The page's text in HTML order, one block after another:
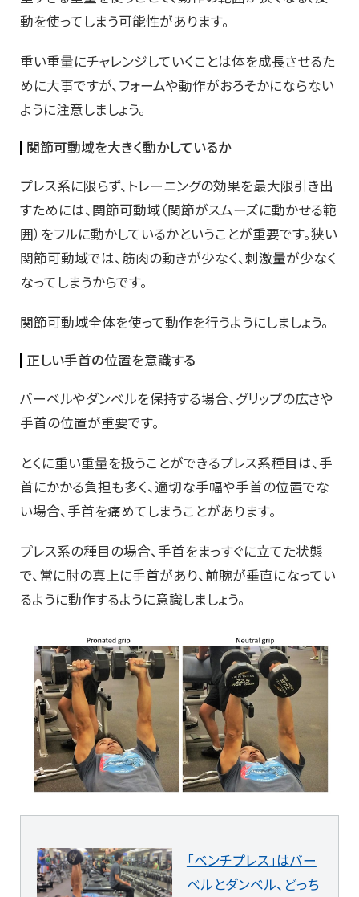
動を使ってしまう可能性があります。
重い重量にチャレンジしていくことは体を成長させるた
めに大事ですが、フォームや動作がおろそかにならない
ように注意しましょう。
関節可動域を大きく動かしているか
プレス系に限らず、トレーニングの効果を最大限引き出
すためには、関節可動域（関節がスムーズに動かせる範
囲）をフルに動かしているかということが重要です。狭い
関節可動域では、筋肉の動きが少なく、刺激量が少なく
なってしまうからです。
関節可動域全体を使って動作を行うようにしましょう。
正しい手首の位置を意識する
バーベルやダンベルを保持する場合、グリップの広さや
手首の位置が重要です。
とくに重い重量を扱うことができるプレス系種目は、手
首にかかる負担も多く、適切な手幅や手首の位置でな
い場合、手首を痛めてしまうことがあります。
プレス系の種目の場合、手首をまっすぐに立てた状態
で、常に肘の真上に手首があり、前腕が垂直になってい
るように動作するように意識しましょう。
「ベンチプレス」はバー
ベルとダンベル、どっち